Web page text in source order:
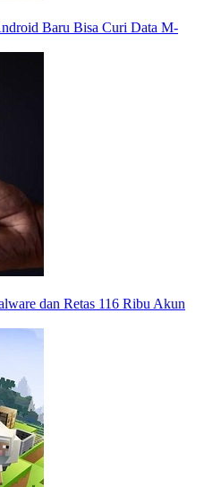
Baru Bisa Curi Data M-
dan Retas 116 Ribu Akun